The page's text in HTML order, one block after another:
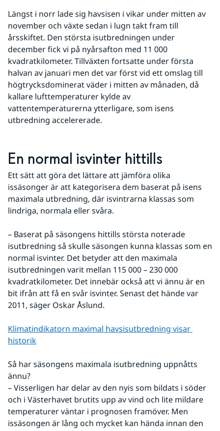
Längst i norr lade sig havsisen i vikar under mitten av
november och växte sedan i lugn takt fram till
årsskiftet. Den största isutbredningen under
december fick vi på nyårsafton med 11 000
kvadratkilometer. Tillväxten fortsatte under första
halvan av januari men det var först vid ett omslag till
högtrycksdominerat väder i mitten av månaden, då
kallare lufttemperaturer kylde av
vattentemperaturerna ytterligare, som isens
utbredning accelererade.
En normal isvinter hittills
Ett sätt att göra det lättare att jämföra olika
issäsonger är att kategorisera dem baserat på isens
maximala utbredning, där isvintrarna klassas som
lindriga, normala eller svåra.
– Baserat på säsongens hittills största noterade
isutbredning så skulle säsongen kunna klassas som en
normal isvinter. Det betyder att den maximala
isutbredningen varit mellan 115 000 – 230 000
kvadratkilometer. Det innebär också att vi ännu är en
bit ifrån att få en svår isvinter. Senast det hände var
2011, säger Oskar Åslund.
Klimatindikatorn maximal havsisutbredning visar
historik
Så har säsongens maximala isutbredning uppnåtts
ännu?
– Visserligen har delar av den nyis som bildats i söder
och i Västerhavet brutits upp av vind och lite mildare
temperaturer väntar i prognosen framöver. Men
issäsongen är lång och mycket kan hända innan den